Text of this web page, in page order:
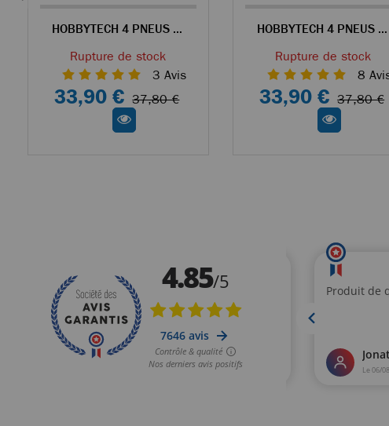
HOBBYTECH 4 PNEUS RALLYCROSS COLLÉS SUR JANTES BLANCHES POUR BUGGY 1/8
Rupture de stock
3 Avis
33,90 € 37,80 €
HOBBYTECH 4 PNEUS MAXI CROSS COLLÉS SUR JANTES BLANCHES POUR BUGGY 1/8
Rupture de stock
8
33,90 € 37,80 €